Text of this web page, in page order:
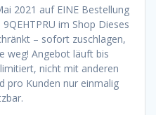
2021 auf EINE Bestellung
im Shop Dieses
– sofort zuschlagen,
weg! Angebot läuft bis
nicht mit anderen
pro Kunden nur einmalig